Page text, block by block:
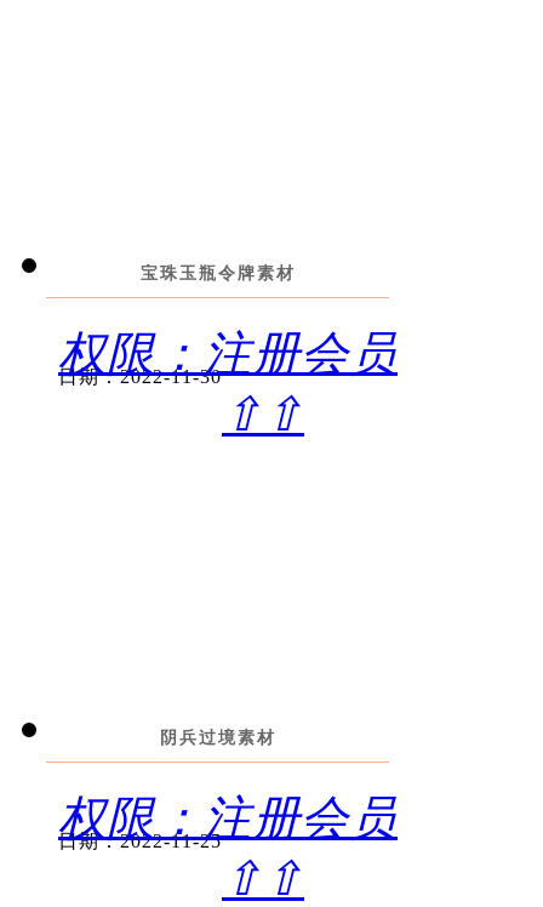
宝珠玉瓶令牌素材
权限：注册会员
⇧⇧
日期：2022-11-30
阴兵过境素材
权限：注册会员
⇧⇧
日期：2022-11-25